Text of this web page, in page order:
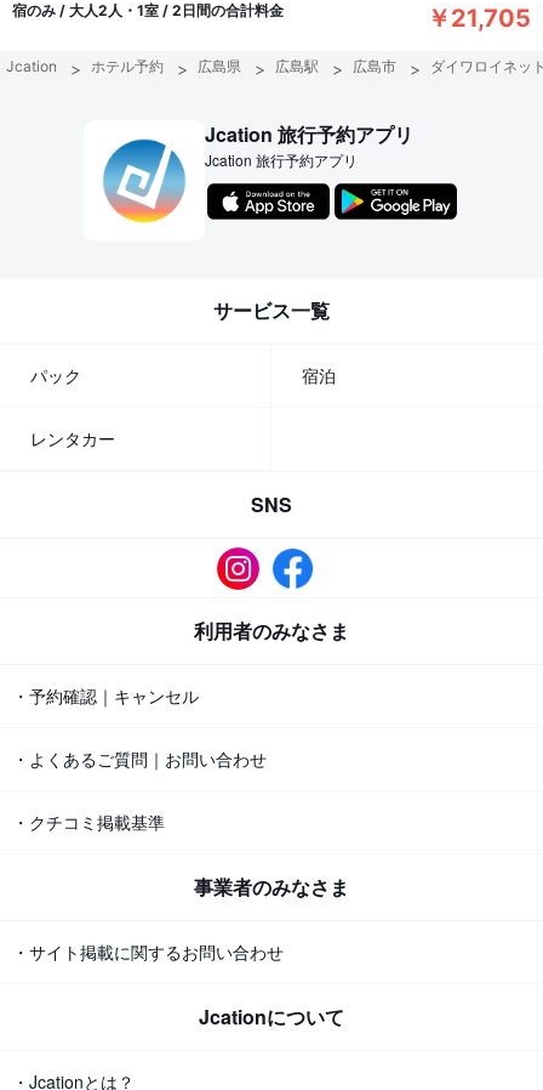
宿のみ / 大人2人・1室 / 2日間の合計料金 ￥21,705
Jcation ホテル予約 広島県 広島駅 広島市 ダイワロイネッ
Jcation 旅行予約アプリ
Jcation 旅行予約アプリ
サービス一覧
パック 宿泊
レンタカー
SNS
利用者のみなさま
・予約確認｜キャンセル
・よくあるご質問｜お問い合わせ
・クチコミ掲載基準
事業者のみなさま
・サイト掲載に関するお問い合わせ
Jcationについて
・Jcationとは？